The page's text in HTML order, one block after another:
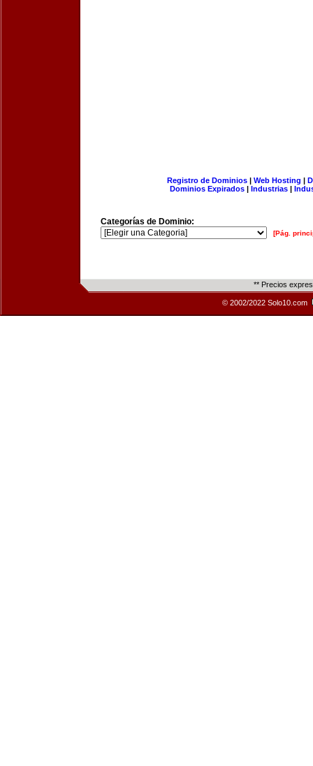
Registro de Dominios| Web Hosting |
Dominios Expirados | Industrias |
Categorías de Dominio:
[Pág.
** Precios
© 2002/2022 Solo10.com